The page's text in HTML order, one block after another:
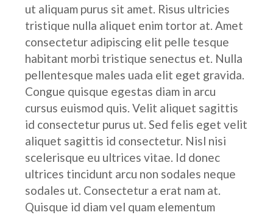
ut aliquam purus sit amet. Risus ultricies
tristique nulla aliquet enim tortor at. Amet
consectetur adipiscing elit pelle tesque
habitant morbi tristique senectus et. Nulla
pellentesque males uada elit eget gravida.
Congue quisque egestas diam in arcu
cursus euismod quis. Velit aliquet sagittis
id consectetur purus ut. Sed felis eget velit
aliquet sagittis id consectetur. Nisl nisi
scelerisque eu ultrices vitae. Id donec
ultrices tincidunt arcu non sodales neque
sodales ut. Consectetur a erat nam at.
Quisque id diam vel quam elementum